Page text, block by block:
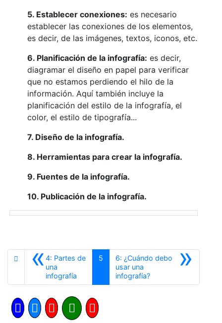
5. Establecer conexiones: es necesario
establecer las conexiones de los elementos,
es decir, de las imágenes, textos, iconos, etc.
6. Planificación de la infografía: es decir,
diagramar el diseño en papel para verificar
que no estamos perdiendo el hilo de la
información. Aquí también incluye la
planificación del estilo de la infografía, el
color, el estilo de tipografía...
7. Diseño de la infografía.
8. Herramientas para crear la infografía.
9. Fuentes de la infografía.
10. Publicación de la infografía.
«4: Partes de
una
infografía
5 »
6: ¿Cuándo debo
usar una
infografía?Siguiente